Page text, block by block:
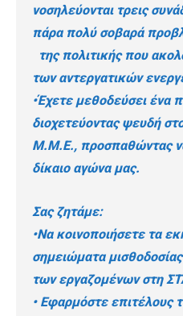
νοσηλεύονται τρεις
πάρα πολύ σοβαρά
της πολιτικής που
των αντεργατικών
•Έχετε μεθοδεύσει ένα
διοχετεύοντας ψευδή
Μ.Μ.Ε., προσπαθώντας
δίκαιο αγώνα μας.
Σας ζητάμε:
•Να κοινοποιήσετε τα
σημειώματα
των εργαζομένων στη
• Εφαρμόστε επιτέλους